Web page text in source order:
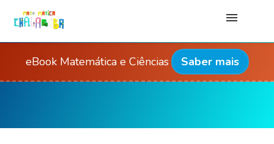
eBook Matemática e Ciências Saber mais
Home